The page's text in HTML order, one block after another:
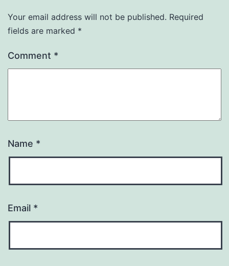
Your email address will not be published. Required
fields are marked *
Comment *
Name *
Email *